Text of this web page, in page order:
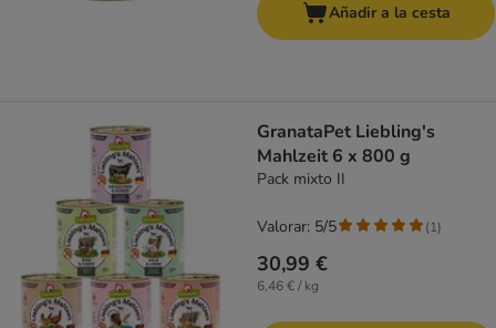
Añadir a la cesta
GranataPet Liebling's
Mahlzeit 6 x 800 g
Pack mixto II
30,99 €
6,46 € / kg
Valorar: 5/5 (1)